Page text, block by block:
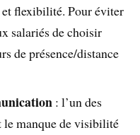
flexibilité. Pour éviter
salariés de choisir
de présence/distance
: l’un des
le manque de visibilité